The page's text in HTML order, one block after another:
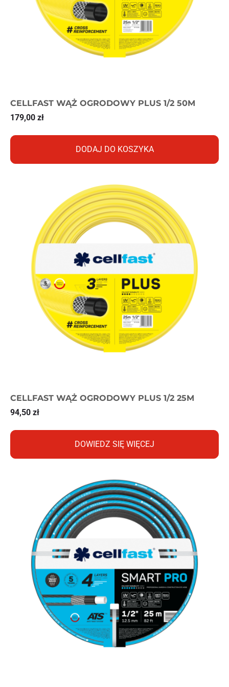
CELLFAST WĄŻ OGRODOWY PLUS 1/2 50M
179,00 zł
DODAJ DO KOSZYKA
CELLFAST WĄŻ OGRODOWY PLUS 1/2 25M
94,50 zł
DOWIEDZ SIĘ WIĘCEJ